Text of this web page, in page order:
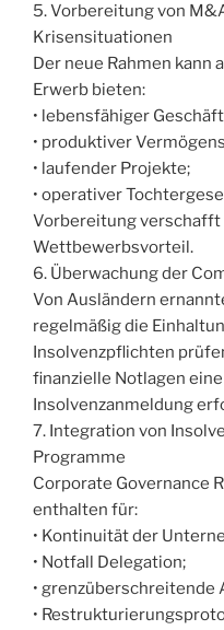
5. Vorbereitung von
Krisensituationen
Der neue Rahmen kann
Erwerb bieten:
• lebensfähiger
• produktiver
• laufender Projekte;
• operativer
Vorbereitung verschafft
Wettbewerbsvorteil.
6. Überwachung der
Von Ausländern
regelmäßig die
Insolvenzpflichten
finanzielle Notlagen
Insolvenzanmeldung
7. Integration von
Programme
Corporate Governance
enthalten für:
• Kontinuität der
• Notfall Delegation;
• grenzüberschreitende
•